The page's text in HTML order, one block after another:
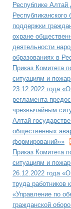
Республике Алтай
поддержки
охране
деятельности
образованиях в
Приказ Комитета
ситуациям и
23.12.2022 года
регламента
чрезвычайным
Алтай
общественных
формирований»»
Приказ Комитета
ситуациям и
26.12.2022 года
труда работников
«Управление по
гражданской